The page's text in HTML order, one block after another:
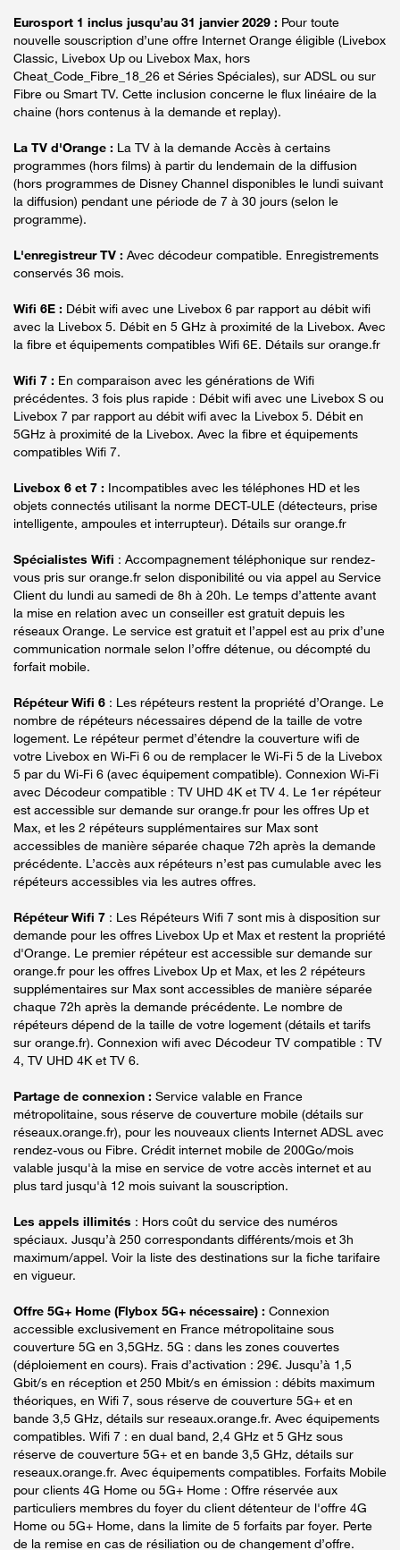
Eurosport 1 inclus jusqu’au 31 janvier 2029 : Pour toute
nouvelle souscription d’une offre Internet Orange éligible (Livebox
Classic, Livebox Up ou Livebox Max, hors
Cheat_Code_Fibre_18_26 et Séries Spéciales), sur ADSL ou sur
Fibre ou Smart TV. Cette inclusion concerne le flux linéaire de la
chaine (hors contenus à la demande et replay).
La TV d'Orange : La TV à la demande Accès à certains
programmes (hors films) à partir du lendemain de la diffusion
(hors programmes de Disney Channel disponibles le lundi suivant
la diffusion) pendant une période de 7 à 30 jours (selon le
programme).
L'enregistreur TV : Avec décodeur compatible. Enregistrements
conservés 36 mois.
Wifi 6E : Débit wifi avec une Livebox 6 par rapport au débit wifi
avec la Livebox 5. Débit en 5 GHz à proximité de la Livebox. Avec
la fibre et équipements compatibles Wifi 6E. Détails sur orange.fr
Wifi 7 : En comparaison avec les générations de Wifi
précédentes. 3 fois plus rapide : Débit wifi avec une Livebox S ou
Livebox 7 par rapport au débit wifi avec la Livebox 5. Débit en
5GHz à proximité de la Livebox. Avec la fibre et équipements
compatibles Wifi 7.
Livebox 6 et 7 : Incompatibles avec les téléphones HD et les
objets connectés utilisant la norme DECT-ULE (détecteurs, prise
intelligente, ampoules et interrupteur). Détails sur orange.fr
Spécialistes Wifi : Accompagnement téléphonique sur rendez-
vous pris sur orange.fr selon disponibilité ou via appel au Service
Client du lundi au samedi de 8h à 20h. Le temps d’attente avant
la mise en relation avec un conseiller est gratuit depuis les
réseaux Orange. Le service est gratuit et l’appel est au prix d’une
communication normale selon l’offre détenue, ou décompté du
forfait mobile.
Répéteur Wifi 6 : Les répéteurs restent la propriété d’Orange. Le
nombre de répéteurs nécessaires dépend de la taille de votre
logement. Le répéteur permet d’étendre la couverture wifi de
votre Livebox en Wi-Fi 6 ou de remplacer le Wi-Fi 5 de la Livebox
5 par du Wi-Fi 6 (avec équipement compatible). Connexion Wi-Fi
avec Décodeur compatible : TV UHD 4K et TV 4. Le 1er répéteur
est accessible sur demande sur orange.fr pour les offres Up et
Max, et les 2 répéteurs supplémentaires sur Max sont
accessibles de manière séparée chaque 72h après la demande
précédente. L’accès aux répéteurs n’est pas cumulable avec les
répéteurs accessibles via les autres offres.
Répéteur Wifi 7 : Les Répéteurs Wifi 7 sont mis à disposition sur
demande pour les offres Livebox Up et Max et restent la propriété
d'Orange. Le premier répéteur est accessible sur demande sur
orange.fr pour les offres Livebox Up et Max, et les 2 répéteurs
supplémentaires sur Max sont accessibles de manière séparée
chaque 72h après la demande précédente. Le nombre de
répéteurs dépend de la taille de votre logement (détails et tarifs
sur orange.fr). Connexion wifi avec Décodeur TV compatible : TV
4, TV UHD 4K et TV 6.
Partage de connexion : Service valable en France
métropolitaine, sous réserve de couverture mobile (détails sur
réseaux.orange.fr), pour les nouveaux clients Internet ADSL avec
rendez-vous ou Fibre. Crédit internet mobile de 200Go/mois
valable jusqu'à la mise en service de votre accès internet et au
plus tard jusqu'à 12 mois suivant la souscription.
Les appels illimités : Hors coût du service des numéros
spéciaux. Jusqu’à 250 correspondants différents/mois et 3h
maximum/appel. Voir la liste des destinations sur la fiche tarifaire
en vigueur.
Offre 5G+ Home (Flybox 5G+ nécessaire) : Connexion
accessible exclusivement en France métropolitaine sous
couverture 5G en 3,5GHz. 5G : dans les zones couvertes
(déploiement en cours). Frais d’activation : 29€. Jusqu’à 1,5
Gbit/s en réception et 250 Mbit/s en émission : débits maximum
théoriques, en Wifi 7, sous réserve de couverture 5G+ et en
bande 3,5 GHz, détails sur reseaux.orange.fr. Avec équipements
compatibles. Wifi 7 : en dual band, 2,4 GHz et 5 GHz sous
réserve de couverture 5G+ et en bande 3,5 GHz, détails sur
reseaux.orange.fr. Avec équipements compatibles. Forfaits Mobile
pour clients 4G Home ou 5G+ Home : Offre réservée aux
particuliers membres du foyer du client détenteur de l'offre 4G
Home ou 5G+ Home, dans la limite de 5 forfaits par foyer. Perte
de la remise en cas de résiliation ou de changement d’offre.